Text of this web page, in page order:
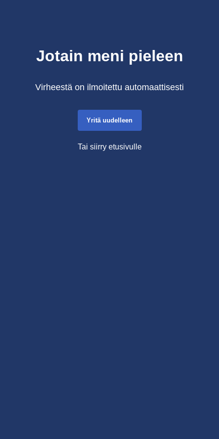
Jotain meni pieleen
Virheestä on ilmoitettu automaattisesti
Yritä uudelleen
Tai siirry etusivulle